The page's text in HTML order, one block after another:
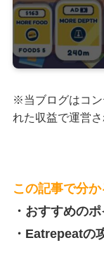
※当ブログはコン
れた収益で運営さ
この記事で分
・おすすめの
・Eatrepeatの